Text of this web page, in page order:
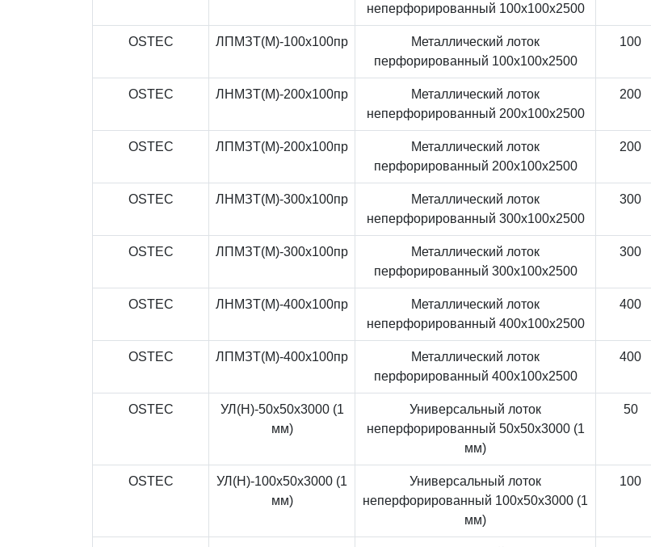
неперфорированный 100x100x2500
OSTEC ЛПМЗТ(М)-100x100пр
Металлический лоток
перфорированный 100x100x2500
100
OSTEC ЛНМЗТ(М)-200x100пр
Металлический лоток
неперфорированный 200x100x2500
200
OSTEC ЛПМЗТ(М)-200x100пр
Металлический лоток
перфорированный 200x100x2500
200
OSTEC ЛНМЗТ(М)-300x100пр
Металлический лоток
неперфорированный 300x100x2500
300
OSTEC ЛПМЗТ(М)-300x100пр
Металлический лоток
перфорированный 300x100x2500
300
OSTEC ЛНМЗТ(М)-400x100пр
Металлический лоток
неперфорированный 400x100x2500
400
OSTEC ЛПМЗТ(М)-400x100пр
Металлический лоток
перфорированный 400x100x2500
400
OSTEC
УЛ(Н)-50x50x3000 (1
мм)
Универсальный лоток
неперфорированный 50x50x3000 (1
мм)
50
OSTEC
УЛ(Н)-100x50x3000 (1
мм)
Универсальный лоток
неперфорированный 100x50x3000 (1
мм)
100